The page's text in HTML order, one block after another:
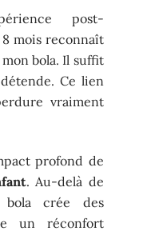
post-
mois reconnaît
bola. Il suffit
Ce lien
vraiment
profond de
. Au-delà de
bola crée des
un réconfort